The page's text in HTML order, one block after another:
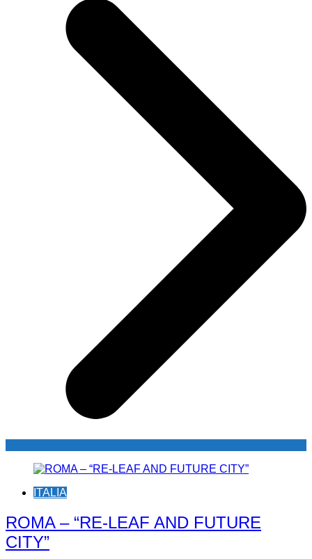
ITALIA
ROMA – “RE-LEAF AND FUTURE
CITY”